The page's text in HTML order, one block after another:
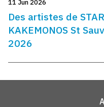
11 Jun 2026
Des artistes de
KAKEMONOS St
2026